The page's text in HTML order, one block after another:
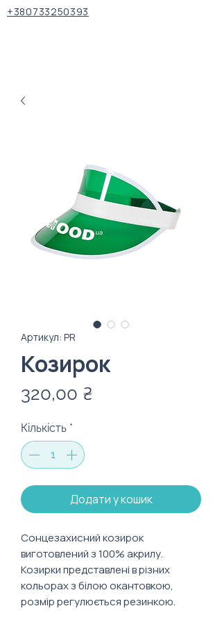
+380733250393
Артикул: PR
Козирок
320,00 ₴
Кількість *
Додати у кошик
Сонцезахисний козирок
виготовлений з 100% акрилу.
Козирки представлені в різних
кольорах з білою окантовкою,
розмір регулюється резинкою.